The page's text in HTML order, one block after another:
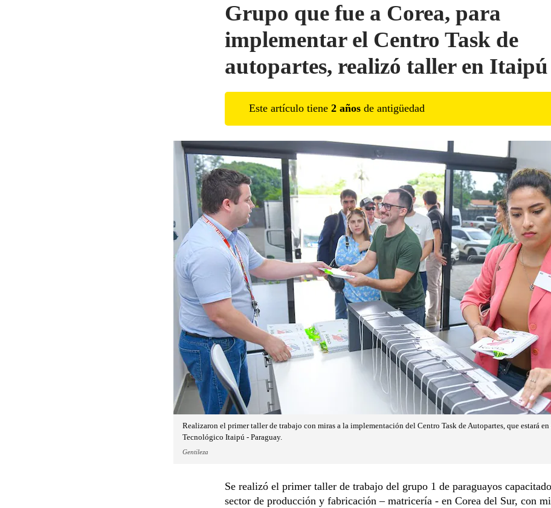
Grupo que fue a Corea, para
implementar el Centro Task de
autopartes, realizó taller en Itaipú
Este artículo tiene 2 años de antigüedad
Realizaron el primer taller de trabajo con miras a la implementación del Centro Task de Autopartes, que estará
Tecnológico Itaipú - Paraguay.
Gentileza
Se realizó el primer taller de trabajo del grupo 1 de paraguayos
sector de producción y fabricación – matricería - en Corea del Sur, con